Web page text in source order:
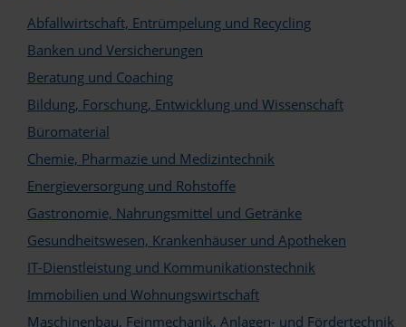
Abfallwirtschaft, Entrümpelung und Recycling
Banken und Versicherungen
Beratung und Coaching
Bildung, Forschung, Entwicklung und Wissenschaft
Büromaterial
Chemie, Pharmazie und Medizintechnik
Energieversorgung und Rohstoffe
Gastronomie, Nahrungsmittel und Getränke
Gesundheitswesen, Krankenhäuser und Apotheken
IT-Dienstleistung und Kommunikationstechnik
Immobilien und Wohnungswirtschaft
Maschinenbau, Feinmechanik, Anlagen- und Fördertechnik